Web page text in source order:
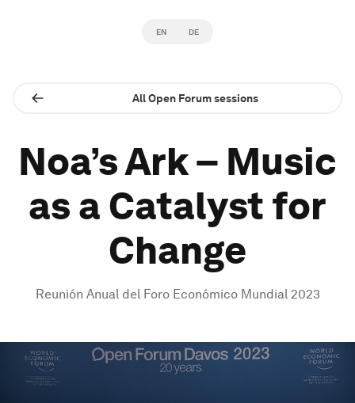
EN DE
All Open Forum sessions
Noa’s Ark – Music
as a Catalyst for
Change
Reunión Anual del Foro Económico Mundial 2023
seconds